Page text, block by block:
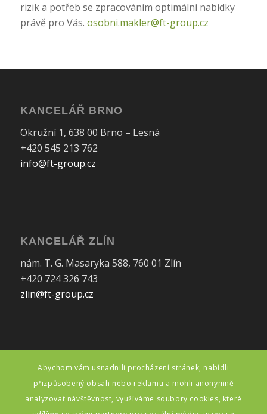
rizik a potřeb se zpracováním optimální nabídky
právě pro Vás. osobni.makler@ft-group.cz
KANCELÁŘ BRNO
Okružní 1, 638 00 Brno – Lesná
+420 545 213 762
info@ft-group.cz
KANCELÁŘ ZLÍN
nám. T. G. Masaryka 588, 760 01 Zlín
+420 724 326 743
zlin@ft-group.cz
FAKTURAČNÍ ÚDAJE
FT makléřská, s.r.o.
Myslbekova 1, 615 00 Brno
Abychom vám usnadnili procházení stránek, nabídli
přizpůsobený obsah nebo reklamu a mohli anonymně
analyzovat návštěvnost, využíváme soubory cookies, které